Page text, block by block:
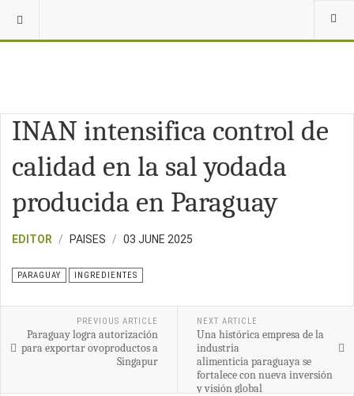
INAN intensifica control de
calidad en la sal yodada
producida en Paraguay
EDITOR PAISES 03 JUNE 2025
PARAGUAY INGREDIENTES
PREVIOUS ARTICLE
Paraguay logra autorización
para exportar ovoproductos a
Singapur
NEXT ARTICLE
Una histórica empresa de la
industria
alimenticia paraguaya se
fortalece con nueva inversión
y visión global